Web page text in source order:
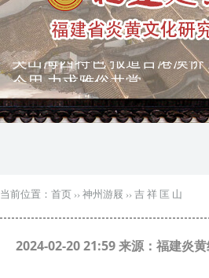
弘扬优秀文化 振奋民族精
瑰宝 宣传中华精英
突出海西特色 报道台港澳
当前位置： 首页 ›› 神州游屐 ›› 吉 祥 匡 山
2024-02-20 21:59 来源：福建炎